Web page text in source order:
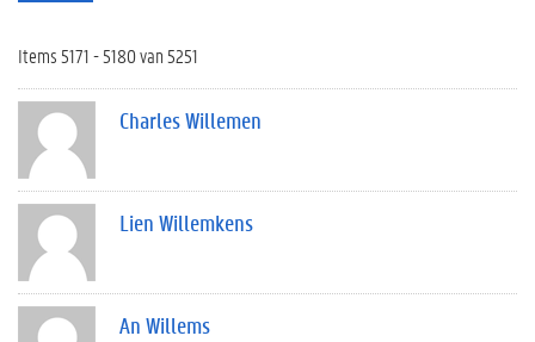
Items 5171 - 5180 van 5251
Charles Willemen
Lien Willemkens
An Willems